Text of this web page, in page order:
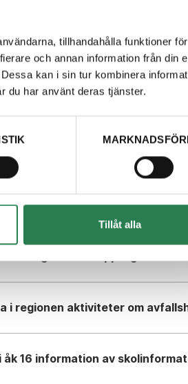
tillhandahålla funktioner för
och annan information från din
kan i sin tur kombinera
du har använt deras tjänster.
Tillåt alla
och har förtroende för
2020
en
i regionen aktiviteter om
1­6 information av